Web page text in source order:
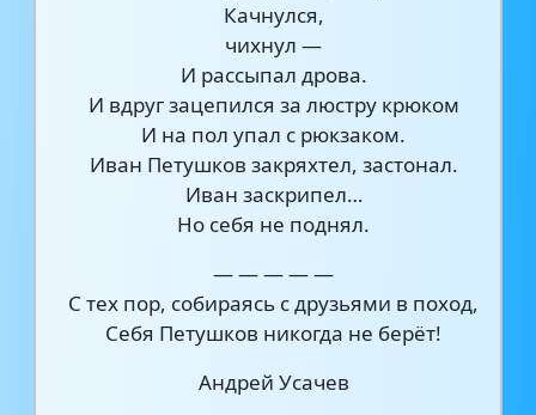
Качнулся,
чихнул —
И рассыпал дрова.
И вдруг зацепился за люстру крюком
И на пол упал с рюкзаком.
Иван Петушков закряхтел, застонал.
Иван заскрипел…
Но себя не поднял.
— — — — —
С тех пор, собираясь с друзьями в поход,
Себя Петушков никогда не берёт!
Андрей Усачев